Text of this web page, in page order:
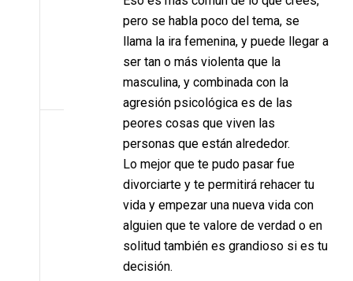
pero se habla poco del tema, se
llama la ira femenina, y puede llegar a
ser tan o más violenta que la
masculina, y combinada con la
agresión psicológica es de las
peores cosas que viven las
personas que están alrededor.
Lo mejor que te pudo pasar fue
divorciarte y te permitirá rehacer tu
vida y empezar una nueva vida con
alguien que te valore de verdad o en
solitud también es grandioso si es tu
decisión.